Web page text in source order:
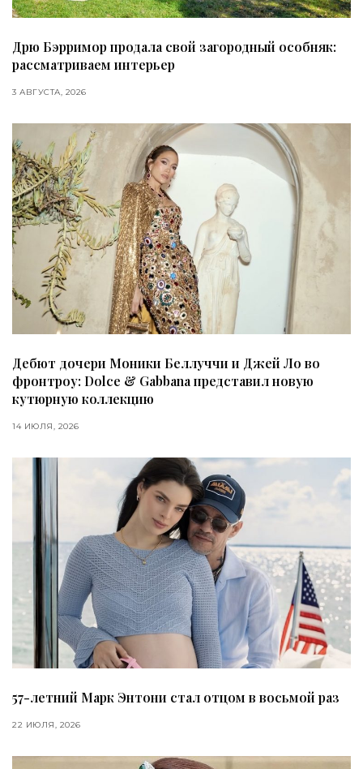
Дрю Бэрримор продала свой загородный особняк:
рассматриваем интерьер
3 АВГУСТА, 2026
Дебют дочери Моники Беллуччи и Джей Ло во
фронтроу: Dolce & Gabbana представил новую
кутюрную коллекцию
14 ИЮЛЯ, 2026
57-летний Марк Энтони стал отцом в восьмой раз
22 ИЮЛЯ, 2026